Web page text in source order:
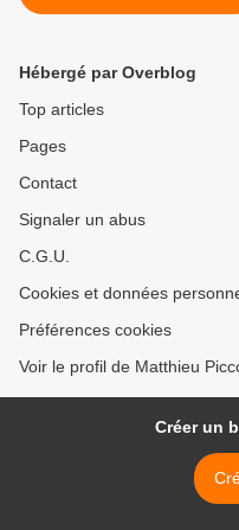
Hébergé par Overblog
Top articles
Pages
Contact
Signaler un abus
C.G.U.
Cookies et données
Préférences cookies
Voir le profil de Matthieu
Créer un